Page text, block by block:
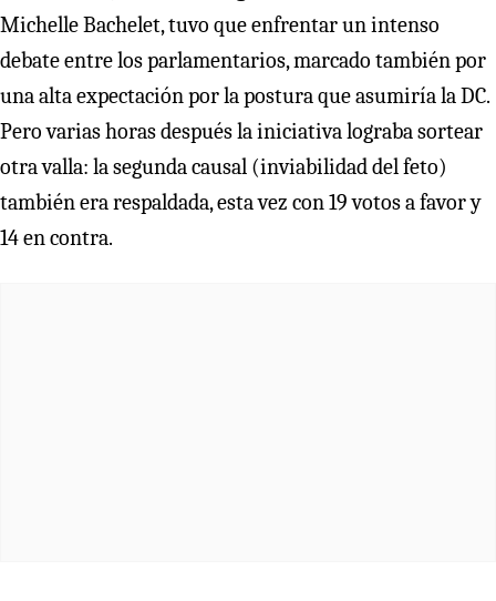
Michelle Bachelet, tuvo que enfrentar un intenso
debate entre los parlamentarios, marcado también por
una alta expectación por la postura que asumiría la DC.
Pero varias horas después la iniciativa lograba sortear
otra valla: la segunda causal (inviabilidad del feto)
también era respaldada, esta vez con 19 votos a favor y
14 en contra.